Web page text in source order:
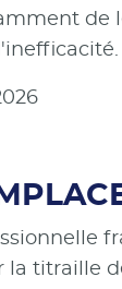
de
la titraille